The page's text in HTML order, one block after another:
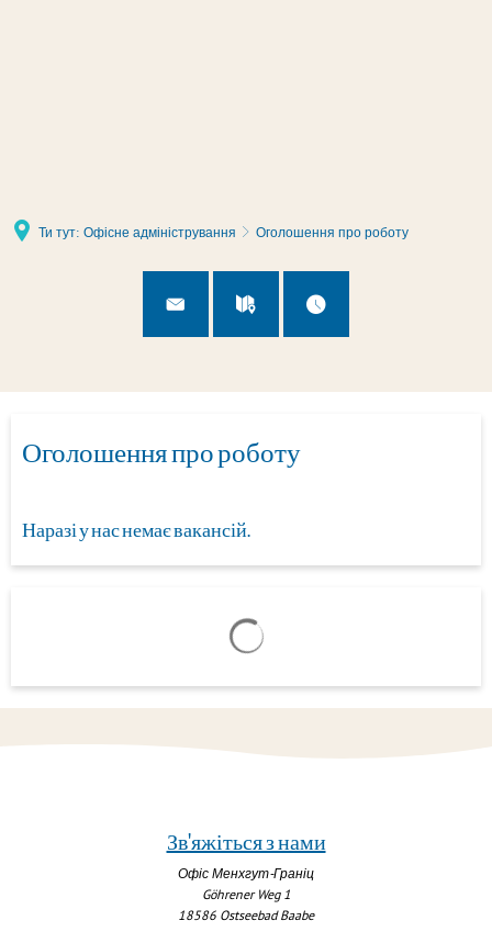
Ти тут: Офісне адміністрування Оголошення про роботу
Оголошення про роботу
Наразі у нас немає вакансій.
Зв'яжіться з нами
Офіс Менхгут-Граніц
Göhrener Weg 1
18586 Ostseebad Baabe